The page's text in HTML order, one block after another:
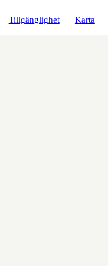
Tillgänglighet Karta